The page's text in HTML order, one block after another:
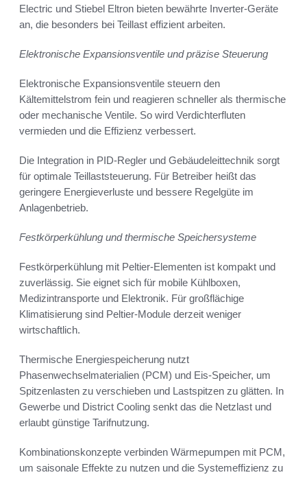
Electric und Stiebel Eltron bieten bewährte Inverter-Geräte
an, die besonders bei Teillast effizient arbeiten.
Elektronische Expansionsventile und präzise Steuerung
Elektronische Expansionsventile steuern den
Kältemittelstrom fein und reagieren schneller als thermische
oder mechanische Ventile. So wird Verdichterfluten
vermieden und die Effizienz verbessert.
Die Integration in PID-Regler und Gebäudeleittechnik sorgt
für optimale Teillaststeuerung. Für Betreiber heißt das
geringere Energieverluste und bessere Regelgüte im
Anlagenbetrieb.
Festkörperkühlung und thermische Speichersysteme
Festkörperkühlung mit Peltier-Elementen ist kompakt und
zuverlässig. Sie eignet sich für mobile Kühlboxen,
Medizintransporte und Elektronik. Für großflächige
Klimatisierung sind Peltier-Module derzeit weniger
wirtschaftlich.
Thermische Energiespeicherung nutzt
Phasenwechselmaterialien (PCM) und Eis-Speicher, um
Spitzenlasten zu verschieben und Lastspitzen zu glätten. In
Gewerbe und District Cooling senkt das die Netzlast und
erlaubt günstige Tarifnutzung.
Kombinationskonzepte verbinden Wärmepumpen mit PCM,
um saisonale Effekte zu nutzen und die Systemeffizienz zu